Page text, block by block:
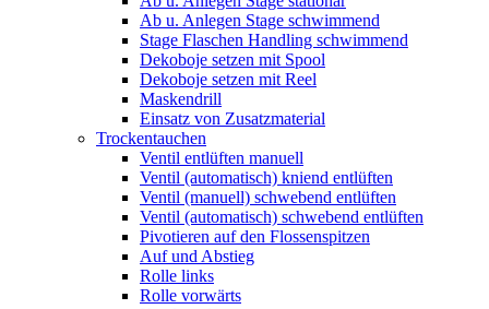
Ab u. Anlegen Stage schwimmend
Stage Flaschen Handling schwimmend
Dekoboje setzen mit Spool
Dekoboje setzen mit Reel
Maskendrill
Einsatz von Zusatzmaterial
Trockentauchen
Ventil entlüften manuell
Ventil (automatisch) kniend entlüften
Ventil (manuell) schwebend entlüften
Ventil (automatisch) schwebend entlüften
Pivotieren auf den Flossenspitzen
Auf und Abstieg
Rolle links
Rolle vorwärts